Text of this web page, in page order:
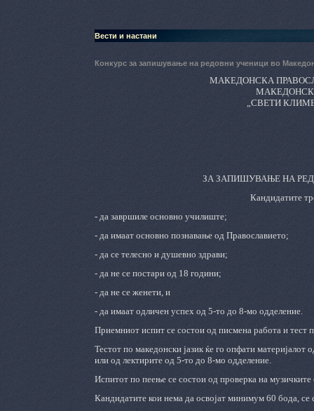
Вести и настани
Конкурс за запишување на редовни ученици во
МАКЕДОНСКА
„СВЕТИ
ЗА ЗАПИШУВАЊЕ НА
Кандидатите
- да завршиле основно училиште;
- да имаат основно познавање од Православието;
- да се телесно и душевно здрави;
- да не се постари од 18 години;
- да не се женети, и
- да имаат одличен успех од 5-то до 8-мо одделение.
Приемниот испит се состои од писмена работа и тест
Тестот по македонски јазик ќе го опфати
или од лектирите од 5-то до 8-мо одделение.
Испитот по пеење се состои од проверка на
Кандидатите кои нема да освојат минимум 60 бода,